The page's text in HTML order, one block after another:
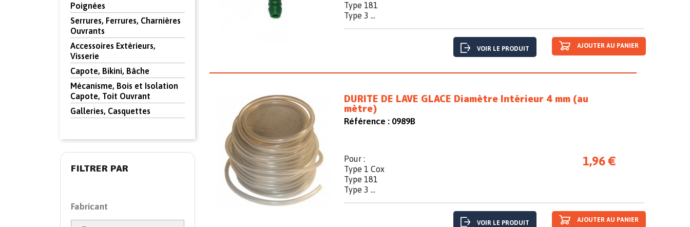
Poignées
Serrures, Ferrures, Charnières
Ouvrants
Accessoires Extérieurs,
Visserie
Capote, Bikini, Bâche
Mécanisme, Bois et Isolation
Capote, Toit Ouvrant
Galleries, Casquettes
FILTRER PAR
Fabricant
Type 181
Type 3 ...
VOIR LE PRODUIT AJOUTER AU PANIER
DURITE DE LAVE GLACE Diamètre Intérieur 4 mm (au
mètre)
Référence : 0989B
Pour :
Type 1 Cox
Type 181
Type 3 ...
1,96 €
VOIR LE PRODUIT AJOUTER AU PANIER